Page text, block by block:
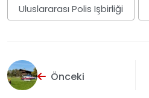
Uluslararası Polis Işbirliği
Önceki